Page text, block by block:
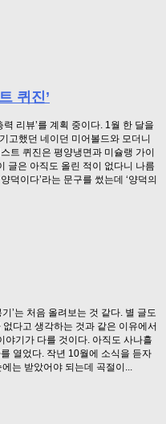
퀴진’
리뷰’를 계획 중이다. 1월 한 달을
고했던 네이던 미어볼드와 모더니
트 퀴진은 평양냉면과 미슐랭 가이
글은 아직도 올린 적이 없다니 나름
덕이다’라는 문구를 썼는데 ‘양덕의
’는 처음 올려보는 것 같다. 별 글도
다고 생각하는 것과 같은 이유에서
야기가 다를 것이다. 아직도 사나흘
열었다. 작년 10월에 소식을 듣자
는 받았어야 되는데 곡절이...